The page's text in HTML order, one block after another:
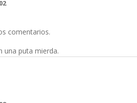
comentarios.
una puta mierda.